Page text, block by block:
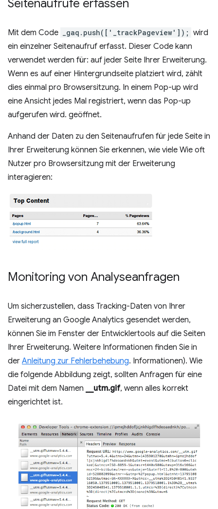
Seitenaufrufe erfassen
Mit dem Code _gaq.push(['_trackPageview']); wird
ein einzelner Seitenaufruf erfasst. Dieser Code kann
verwendet werden für: auf jeder Seite Ihrer Erweiterung.
Wenn es auf einer Hintergrundseite platziert wird, zählt
dies einmal pro Browsersitzung. In einem Pop-up wird
eine Ansicht jedes Mal registriert, wenn das Pop-up
aufgerufen wird. geöffnet.
Anhand der Daten zu den Seitenaufrufen für jede Seite in
Ihrer Erweiterung können Sie erkennen, wie viele Wie oft
Nutzer pro Browsersitzung mit der Erweiterung
interagieren:
Monitoring von Analyseanfragen
Um sicherzustellen, dass Tracking-Daten von Ihrer
Erweiterung an Google Analytics gesendet werden,
können Sie im Fenster der Entwicklertools auf die Seiten
Ihrer Erweiterung. Weitere Informationen finden Sie in
der Anleitung zur Fehlerbehebung. Informationen). Wie
die folgende Abbildung zeigt, sollten Anfragen für eine
Datei mit dem Namen
__utm.gif, wenn alles korrekt
eingerichtet ist.